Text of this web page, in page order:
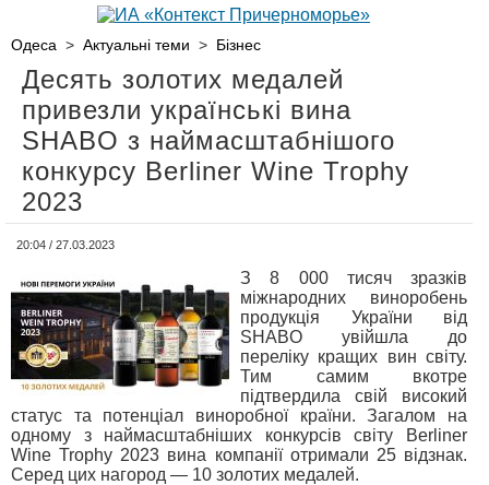
Одеса > Актуальні теми > Бізнес
Десять золотих медалей
привезли українські вина
SHABO з наймасштабнішого
конкурсу Berliner Wine Trophy
2023
20:04 / 27.03.2023
З 8 000 тисяч зразків
міжнародних виноробень
продукція України від
SHABO увійшла до
переліку кращих вин світу.
Тим самим вкотре
підтвердила свій високий
статус та потенціал виноробної країни. Загалом на
одному з наймасштабніших конкурсів світу Berliner
Wine Trophy 2023 вина компанії отримали 25 відзнак.
Серед цих нагород — 10 золотих медалей.